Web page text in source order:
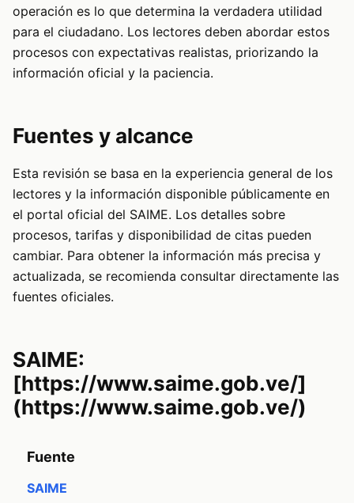
operación es lo que determina la verdadera utilidad
para el ciudadano. Los lectores deben abordar estos
procesos con expectativas realistas, priorizando la
información oficial y la paciencia.
Fuentes y alcance
Esta revisión se basa en la experiencia general de los
lectores y la información disponible públicamente en
el portal oficial del SAIME. Los detalles sobre
procesos, tarifas y disponibilidad de citas pueden
cambiar. Para obtener la información más precisa y
actualizada, se recomienda consultar directamente las
fuentes oficiales.
SAIME:
[https://www.saime.gob.ve/]
(https://www.saime.gob.ve/)
Fuente
SAIME